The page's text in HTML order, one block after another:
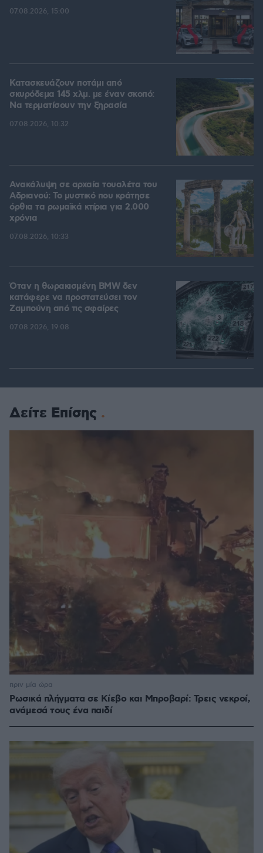
07.08.2026, 15:00
Κατασκευάζουν ποτάμι από
σκυρόδεμα 145 χλμ. με έναν σκοπό:
Να τερματίσουν την ξηρασία
07.08.2026, 10:32
Ανακάλυψη σε αρχαία τουαλέτα του
Αδριανού: Το μυστικό που κράτησε
όρθια τα ρωμαϊκά κτίρια για 2.000
χρόνια
07.08.2026, 10:33
Όταν η θωρακισμένη BMW δεν
κατάφερε να προστατεύσει τον
Ζαμπούνη από τις σφαίρες
07.08.2026, 19:08
Δείτε Επίσης
Ρωσικά πλήγματα σε Κίεβο και Μπροβαρί: Τρεις νεκροί,
ανάμεσά τους ένα παιδί
πριν μία ώρα